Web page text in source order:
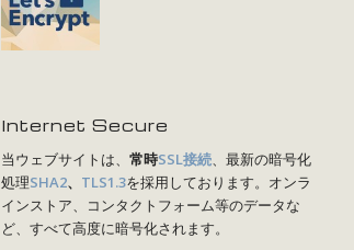
Internet Secure
当ウェブサイトは、常時SSL接続 、最新の暗号化
処理SHA2、 TLS1.3を採用しております。オンラ
インストア、コンタクトフォーム等のデータな
ど、すべて高度に暗号化されます。